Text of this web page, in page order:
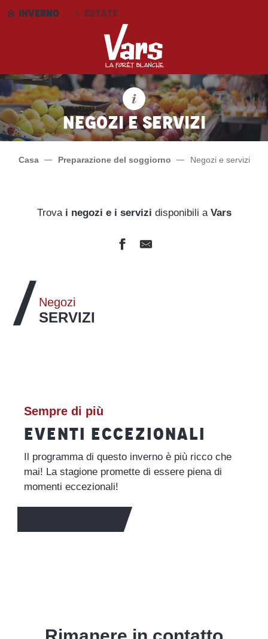
AllerINVERNO ESTATE
Negozi e servizi
Casa Preparazione del soggiorno Negozi e servizi
Trovai negozi e i servizi disponibili a Vars
Negozi
SERVIZI
Sempre di più
EVENTI ECCEZIONALI
Il programma di questo inverno è più ricco che
mai! La stagione promette di essere piena di
momenti eccezionali!